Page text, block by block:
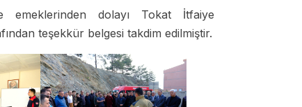
emeklerinden dolayı Tokat İtfaiye
teşekkür belgesi takdim edilmiştir.